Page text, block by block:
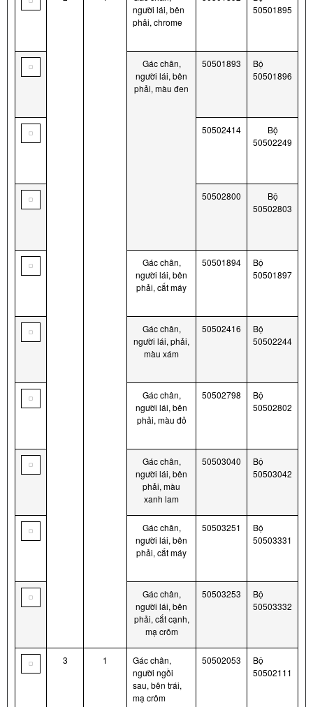
người lái, bên
phải, chrome
50501895
Gác chân,
người lái, bên
phải, màu đen
50501893
Bộ
50501896
50502414
Bộ
50502249
50502800
Bộ
50502803
Gác chân,
người lái, bên
phải, cắt máy
50501894
Bộ
50501897
Gác chân,
người lái, phải,
màu xám
50502416
Bộ
50502244
Gác chân,
người lái, bên
phải, màu đỏ
50502798
Bộ
50502802
Gác chân,
người lái, bên
phải, màu
xanh lam
50503040
Bộ
50503042
Gác chân,
người lái, bên
phải, cắt máy
50503251
Bộ
50503331
Gác chân,
người lái, bên
phải, cắt cạnh,
mạ crôm
50503253
Bộ
50503332
3 1
Gác chân,
người ngồi
sau, bên trái,
mạ crôm
50502053
Bộ
50502111